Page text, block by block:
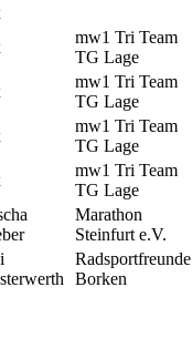
mw1 Tri Team
TG Lage
mw1 Tri Team
TG Lage
mw1 Tri Team
TG Lage
mw1 Tri Team
TG Lage
Marathon
Steinfurt e.V.
Radsportfreunde
Borken